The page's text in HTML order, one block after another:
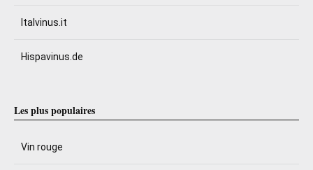
Italvinus.it
Hispavinus.de
Les plus populaires
Vin rouge